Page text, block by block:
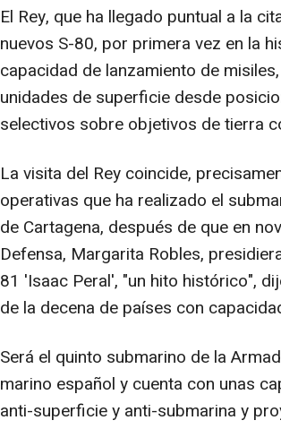
El Rey, que ha llegado puntual a la
nuevos S-80, por primera vez en la
capacidad de lanzamiento de
unidades de superficie desde
selectivos sobre objetivos de tierra
La visita del Rey coincide,
operativas que ha realizado el
de Cartagena, después de que en
Defensa, Margarita Robles,
81 'Isaac Peral', "un hito histórico",
de la decena de países con
Será el quinto submarino de la
marino español y cuenta con unas
anti-superficie y anti-submarina y